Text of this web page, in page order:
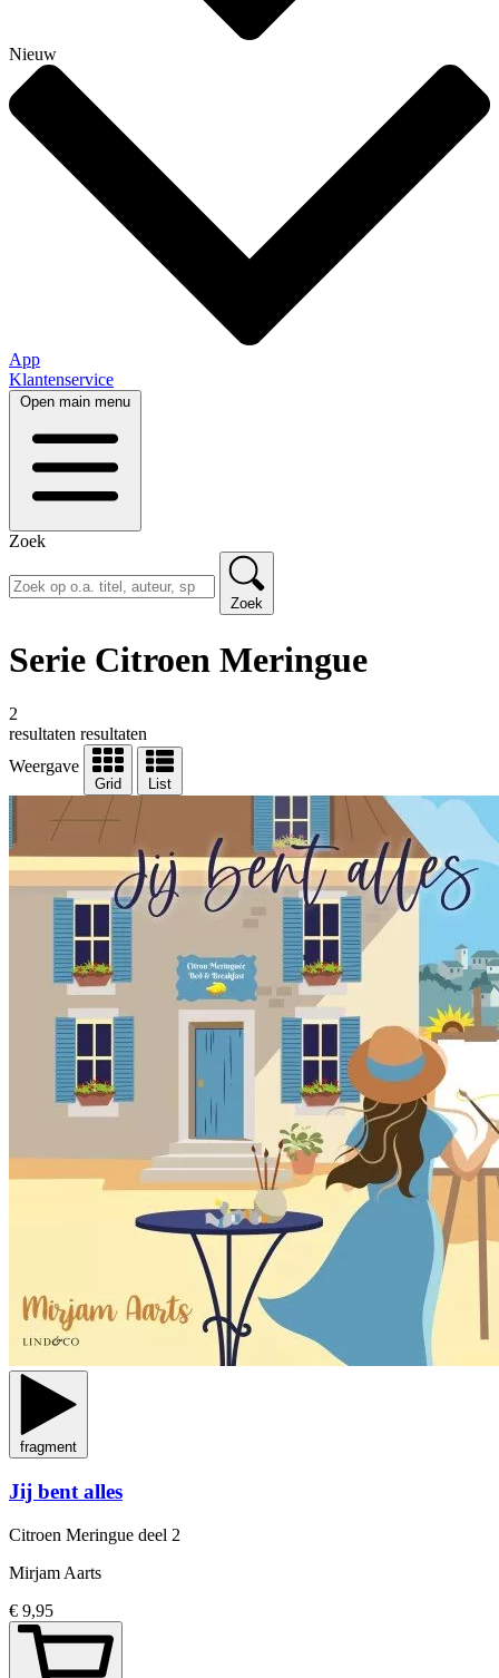
Nieuw
App
Klantenservice
Open main menu
Zoek
Zoek
Serie Citroen Meringue
2
resultaten resultaten
Weergave
Grid List
fragment
Jij bent alles
Citroen Meringue deel 2
Mirjam Aarts
€ 9,95